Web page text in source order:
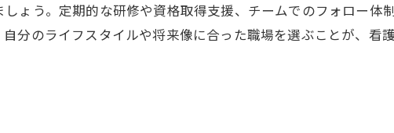
看護師が新しい医療技術に触れるメリット
ょう。定期的な研修や資格取得支援、チームでのフォロー体
分のライフスタイルや将来像に合った職場を選ぶことが、看